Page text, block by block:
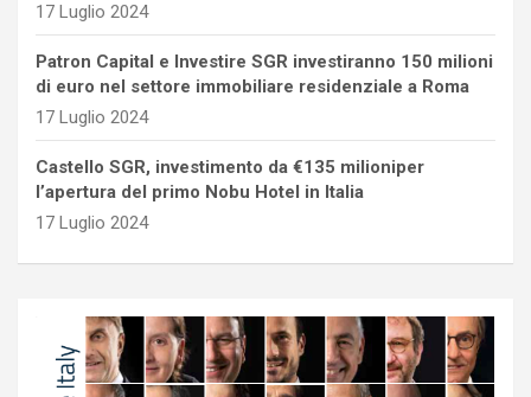
17 Luglio 2024
Patron Capital e Investire SGR investiranno 150 milioni
di euro nel settore immobiliare residenziale a Roma
17 Luglio 2024
Castello SGR, investimento da €135 milioniper
l’apertura del primo Nobu Hotel in Italia
17 Luglio 2024